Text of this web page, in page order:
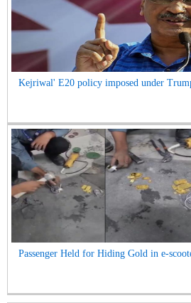
Kejriwal' E20 policy imposed under
Passenger Held for Hiding Gold in e-